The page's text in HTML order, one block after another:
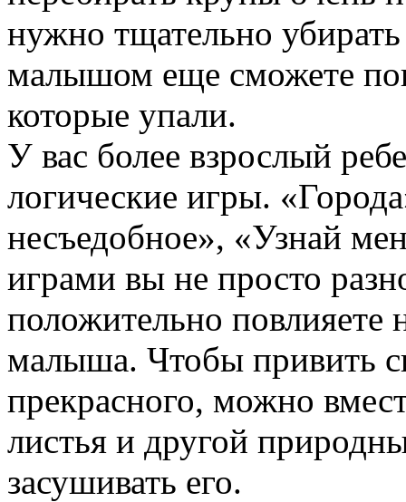
нужно тщательно
малышом еще сможете
которые упали.
У вас более взрослый
логические игры.
несъедобное», «Узнай
играми вы не просто
положительно повлияете
малыша. Чтобы привить
прекрасного, можно
листья и другой
засушивать его.